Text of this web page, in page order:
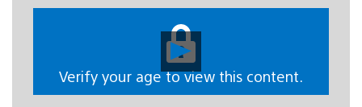
Reproducir
vídeo
Verify your age to view this content.